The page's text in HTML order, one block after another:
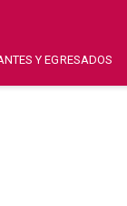
Y EGRESADOS